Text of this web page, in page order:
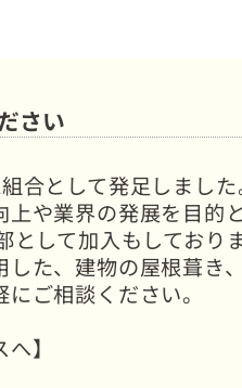
さい
合として発足しました
や業界の発展を目的
して加入もしておりま
た、建物の屋根葺き
ご相談ください。
】